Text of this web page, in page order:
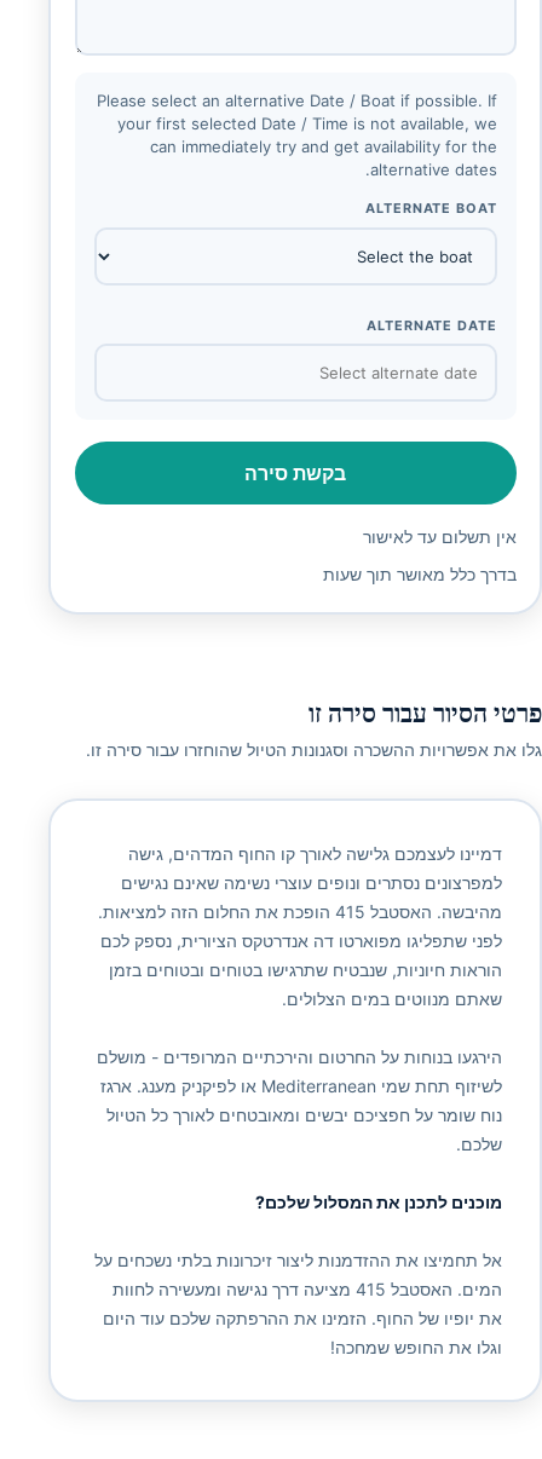
Please select an alternative Date / Boat if possible. If
your first selected Date / Time is not available, we
can immediately try and get availability for the
alternative dates.
ALTERNATE BOAT
ALTERNATE DATE
בקשת סירה
אין תשלום עד לאישור
בדרך כלל מאושר תוך שעות
פרטי הסיור עבור סירה זו
גלו את אפשרויות ההשכרה וסגנונות הטיול שהוחזרו עבור סירה זו.
דמיינו לעצמכם גלישה לאורך קו החוף המדהים, גישה
למפרצונים נסתרים ונופים עוצרי נשימה שאינם נגישים
מהיבשה. האסטבל 415 הופכת את החלום הזה למציאות.
לפני שתפליגו מפוארטו דה אנדרטקס הציורית, נספק לכם
הוראות חיוניות, שנבטיח שתרגישו בטוחים ובטוחים בזמן
שאתם מנווטים במים הצלולים.
הירגעו בנוחות על החרטום והירכתיים המרופדים - מושלם
לשיזוף תחת שמי Mediterranean או לפיקניק מענג. ארגז
נוח שומר על חפציכם יבשים ומאובטחים לאורך כל הטיול
שלכם.
מוכנים לתכנן את המסלול שלכם?
אל תחמיצו את ההזדמנות ליצור זיכרונות בלתי נשכחים על
המים. האסטבל 415 מציעה דרך נגישה ומעשירה לחוות
את יופיו של החוף. הזמינו את ההרפתקה שלכם עוד היום
וגלו את החופש שמחכה!